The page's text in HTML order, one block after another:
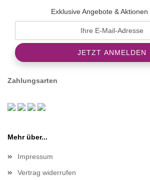
Exklusive Angebote & Aktionen
Zahlungsarten
Mehr über...
Impressum
Vertrag widerrufen